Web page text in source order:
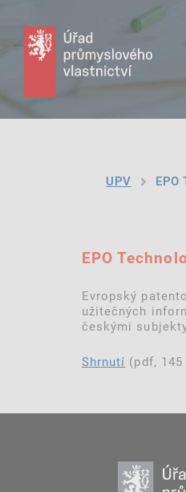
UPV EPO
EPO
Evropský
užitečných
českými
Shrnutí (pdf, 145